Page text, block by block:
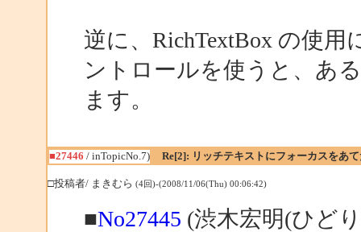
逆に、RichTextBox の使用
ントロールを使うと、あ
ます。
■27446 / inTopicNo.7) Re[2]: リッチテキストにフォーカスをあ
□投稿者/ まきむら (4回)-(2008/11/06(Thu) 00:06:42)
■No27445 (渋木宏明(ひど